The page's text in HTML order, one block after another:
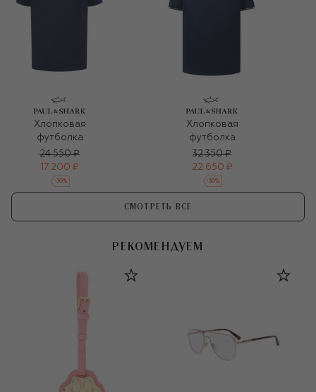
Хлопковая
футболка
24 550 ₽
17 200 ₽
-30%
Хлопковая
футболка
32 350 ₽
22 650 ₽
-30%
СМОТРЕТЬ ВСЕ
РЕКОМЕНДУЕМ